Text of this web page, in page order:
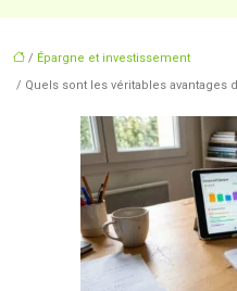
/ Épargne et investissement
/ Quels sont les véritables avantages